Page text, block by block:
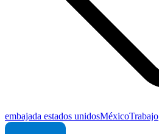
embajada estados unidosMéxicoTrabajo